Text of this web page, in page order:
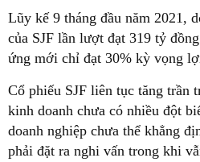
Lũy kế 9 tháng đầu năm 2021,
của SJF lần lượt đạt 319 tỷ
ứng mới chỉ đạt 30% kỳ vọng
Cổ phiếu SJF liên tục tăng trần
kinh doanh chưa có nhiều đột
doanh nghiệp chưa thể khẳng
phải đặt ra nghi vấn trong khi